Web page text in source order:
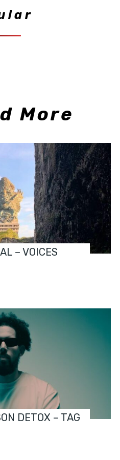
More
– VOICES
DETOX – TAG